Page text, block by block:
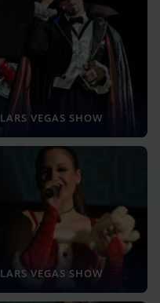
LARS VEGAS SHOW
LARS VEGAS SHOW